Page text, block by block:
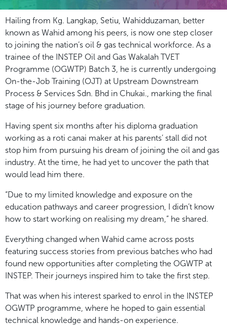
Hailing from Kg. Langkap, Setiu, Wahidduzaman, better
known as Wahid among his peers, is now one step closer
to joining the nation’s oil & gas technical workforce. As a
trainee of the INSTEP Oil and Gas Wakalah TVET
Programme (OGWTP) Batch 3, he is currently undergoing
On-the-Job Training (OJT) at Upstream Downstream
Process & Services Sdn. Bhd in Chukai., marking the final
stage of his journey before graduation.
Having spent six months after his diploma graduation
working as a roti canai maker at his parents’ stall did not
stop him from pursuing his dream of joining the oil and gas
industry. At the time, he had yet to uncover the path that
would lead him there.
“Due to my limited knowledge and exposure on the
education pathways and career progression, I didn’t know
how to start working on realising my dream,” he shared.
Everything changed when Wahid came across posts
featuring success stories from previous batches who had
found new opportunities after completing the OGWTP at
INSTEP. Their journeys inspired him to take the first step.
That was when his interest sparked to enrol in the INSTEP
OGWTP programme, where he hoped to gain essential
technical knowledge and hands-on experience.